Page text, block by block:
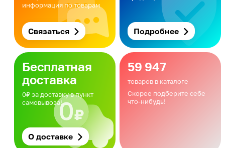
информация по товарам
Связаться Подробнее
Бесплатная
доставка
0₽ за доставку в пункт
самовывоза!
О доставке
59 947
товаров в каталоге
Скорее подберите себе
что-нибудь!